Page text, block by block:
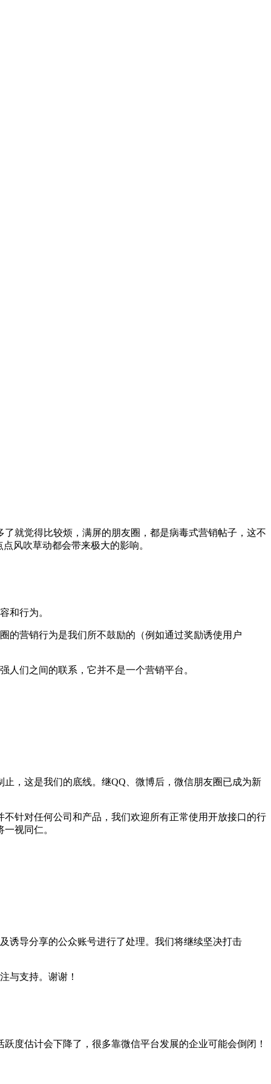
就觉得比较烦，满屏的朋友圈，都是病毒式营销帖子，这不
风吹草动都会带来极大的影响。
和行为。
的营销行为是我们所不鼓励的（例如通过奖励诱使用户
们之间的联系，它并不是一个营销平台。
，这是我们的底线。继QQ、微博后，微信朋友圈已成为新
针对任何公司和产品，我们欢迎所有正常使用开放接口的行
视同仁。
诱导分享的公众账号进行了处理。我们将继续坚决打击
与支持。谢谢！
度估计会下降了，很多靠微信平台发展的企业可能会倒闭！